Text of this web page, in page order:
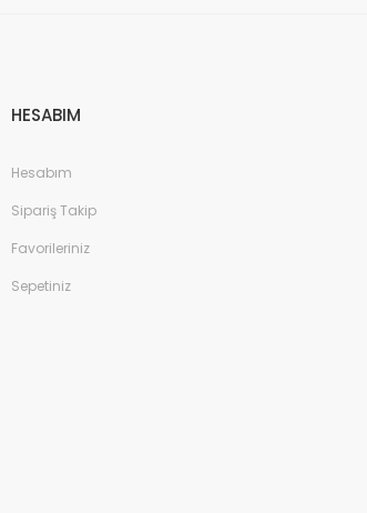
HESABIM
Hesabım
Sipariş Takip
Favorileriniz
Sepetiniz